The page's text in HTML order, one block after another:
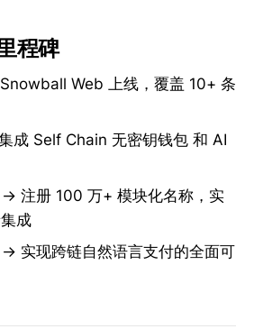
程碑
Web 上线，覆盖 10+ 条
成 Self Chain 无密钥钱包 和 AI
注册 100 万+ 模块化名称，实
成
实现跨链自然语言支付的全面可